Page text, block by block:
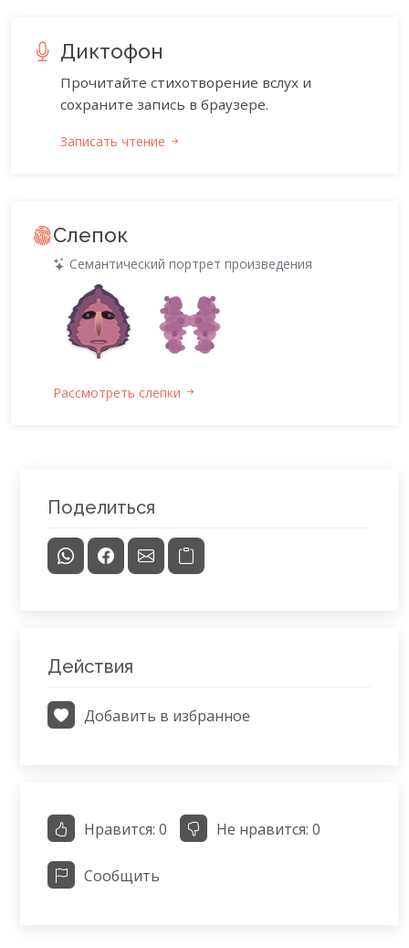
Диктофон
Прочитайте стихотворение вслух и
сохраните запись в браузере.
Записать чтение
Слепок
Семантический портрет произведения
Рассмотреть слепки
Поделиться
Действия
Добавить в избранное
Нравится: 0 Не нравится: 0
Сообщить